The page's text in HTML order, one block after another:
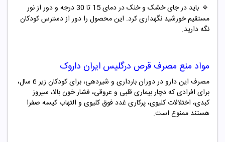
🔹
باید در جای خشک و خنک در دمای 15 تا 30 درجه و دور از نور
مستقیم خورشید نگهداری کرد. این محصول را دور از دسترس کودکان
نگه دارید.
مواد منع مصرف قرص درگلیس ایران داروک
مصرف این دارو در دوران بارداری و شیردهی، برای کودکان زیر 6 سال،
برای افرادی که دچار بیماری قلبی و عروقی، فشار خون بالا، سیروز
کبدی، اختلالات کلیوی، پرکاری غدد فوق کلیوی و التهاب کیسه صفرا
هستند ممنوع است.